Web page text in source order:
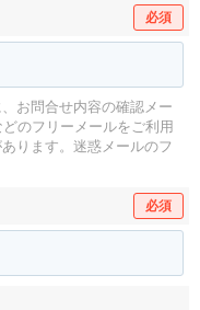
必須
お問合せ内容の確認メー
のフリーメールをご利用
ります。 迷惑メールのフ
必須